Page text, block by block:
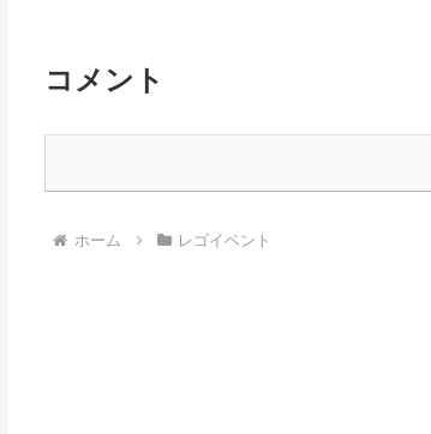
コメント
ホーム レゴイベント